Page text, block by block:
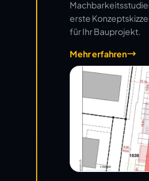
erste
für Ihr Bauprojekt.
Mehr erfahren